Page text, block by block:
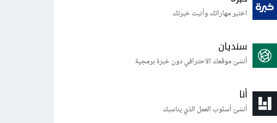
اختبر مهاراتك وأثبت خبرتك
سنديان
أنشئ موقعك الاحترافي دون خبرة برمجية
أنا
أنشئ أسلوب العمل الذي يناسبك